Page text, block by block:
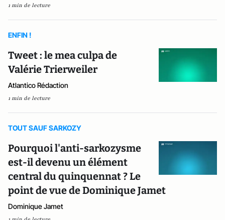
1 min de lecture
ENFIN !
Tweet : le mea culpa de
Valérie Trierweiler
Atlantico Rédaction
1 min de lecture
TOUT SAUF SARKOZY
Pourquoi l'anti-sarkozysme
est-il devenu un élément
central du quinquennat ? Le
point de vue de Dominique Jamet
Dominique Jamet